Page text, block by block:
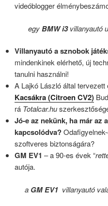
videóblogger
egyBMW i3villanyautó
Villanyautó a sznobok
mindenkinek elérhető, új
tanulni használni!
A Lajkó László által tervezett
Kacsákra (Citroen CV2)
rá Totalcar.hu
Jó-e az nekünk, ha már az
kapcsolódva?
szoftveres biztonságára?
GM EV1 – a 90-es évek “
autója.
a GM EV1 villanyautó